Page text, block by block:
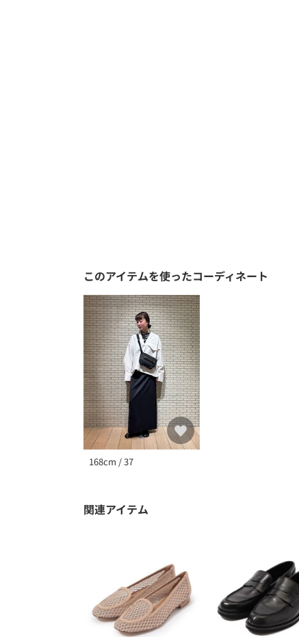
このアイテムを使ったコーディネート
168cm / 37
関連アイテム